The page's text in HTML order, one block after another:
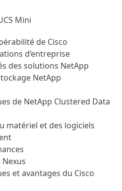
Mini
de Cisco
d’entreprise
des solutions NetApp
NetApp
de NetApp Clustered Data
matériel et des logiciels
et avantages du Cisco